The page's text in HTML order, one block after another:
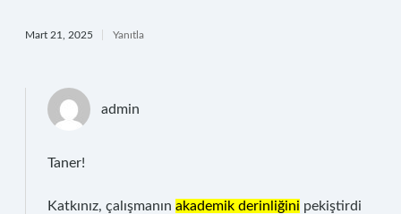
Mart 21, 2025 Yanıtla
admin
Taner!
Katkınız, çalışmanın akademik derinliğini pekiştirdi